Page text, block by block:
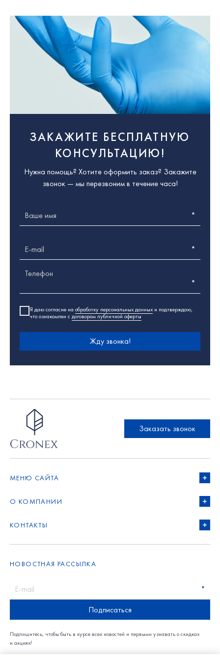
Оформить заказ можно любым удобным
способом: через онлайн-форму на сайте, по
телефону + 375 (17) 388 18 99 или электронной
почтеsales@cronex.by
ЗАКАЖИТЕ БЕСПЛАТНУЮ
КОНСУЛЬТАЦИЮ!
Нужна помощь? Хотите оформить заказ? Закажите
звонок — мы перезвоним в течение часа!
Ваше имя
E-mail
Телефон
Я даю согласие на обработку персональных данных и подтверждаю,
что ознакомлен с договором публичной оферты
Жду звонка!
Заказать звонок
МЕНЮ САЙТА
О КОМПАНИИ
КОНТАКТЫ
НОВОСТНАЯ РАССЫЛКА
E-mail
Подписаться
Подпишитесь, чтобы быть в курсе всех новостей и первыми узнавать о скидках
и акциях!